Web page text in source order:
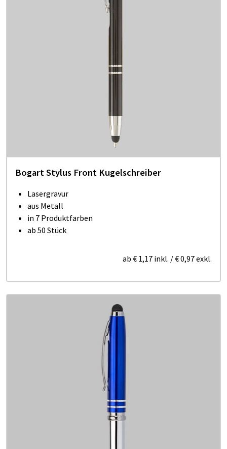
Bogart Stylus Front Kugelschreiber
Lasergravur
aus Metall
in 7 Produktfarben
ab 50 Stück
ab € 1,17 inkl. /€ 0,97exkl.